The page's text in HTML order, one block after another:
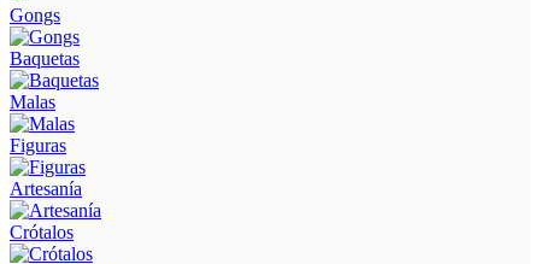
Gongs
Baquetas
Malas
Figuras
Artesanía
Crótalos